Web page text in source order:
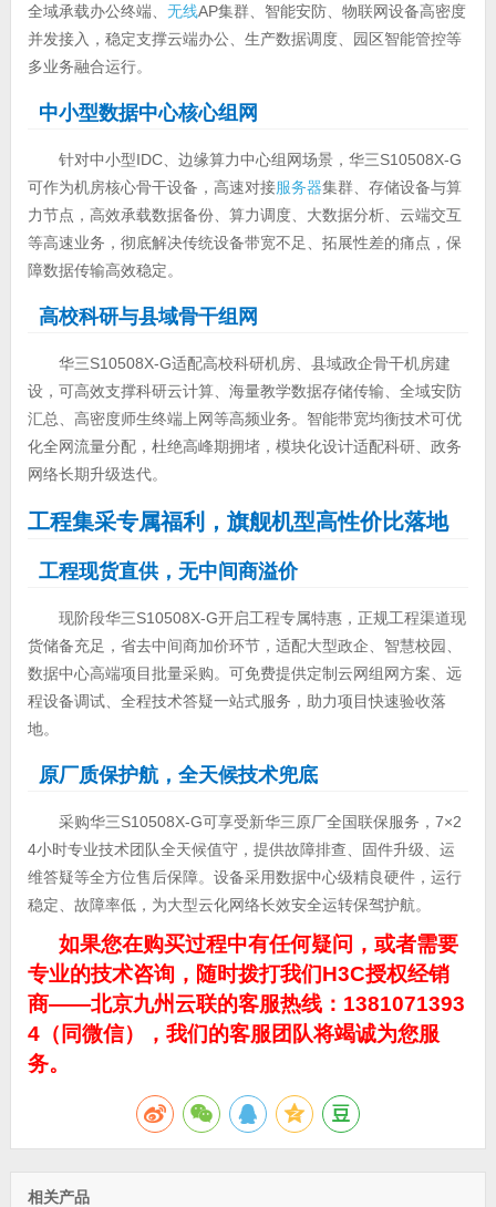
全域承载办公终端、 无线AP集群、智能安防、物联网设备高密度
并发接入，稳定支撑云端办公、生产数据调度、园区智能管控等
多业务融合运行。
中小型数据中心核心组网
针对中小型IDC、边缘算力中心组网场景，华三S10508X-G
可作为机房核心骨干设备，高速对接服务器集群、存储设备与算
力节点，高效承载数据备份、算力调度、大数据分析、云端交互
等高速业务，彻底解决传统设备带宽不足、拓展性差的痛点，保
障数据传输高效稳定。
高校科研与县域骨干组网
华三S10508X-G适配高校科研机房、县域政企骨干机房建
设，可高效支撑科研云计算、海量教学数据存储传输、全域安防
汇总、高密度师生终端上网等高频业务。智能带宽均衡技术可优
化全网流量分配，杜绝高峰期拥堵，模块化设计适配科研、政务
网络长期升级迭代。
工程集采专属福利，旗舰机型高性价比落地
工程现货直供，无中间商溢价
现阶段华三S10508X-G开启工程专属特惠，正规工程渠道现
货储备充足，省去中间商加价环节，适配大型政企、智慧校园、
数据中心高端项目批量采购。可免费提供定制云网组网方案、远
程设备调试、全程技术答疑一站式服务，助力项目快速验收落
地。
原厂质保护航，全天候技术兜底
采购华三S10508X-G可享受新华三原厂全国联保服务，7×2
4小时专业技术团队全天候值守，提供故障排查、固件升级、运
维答疑等全方位售后保障。设备采用数据中心级精良硬件，运行
稳定、故障率低，为大型云化网络长效安全运转保驾护航。
如果您在购买过程中有任何疑问，或者需要
专业的技术咨询，随时拨打我们H3C授权经销
商——北京九州云联的客服热线：1381071393
4（同微信），我们的客服团队将竭诚为您服
务。
相关产品